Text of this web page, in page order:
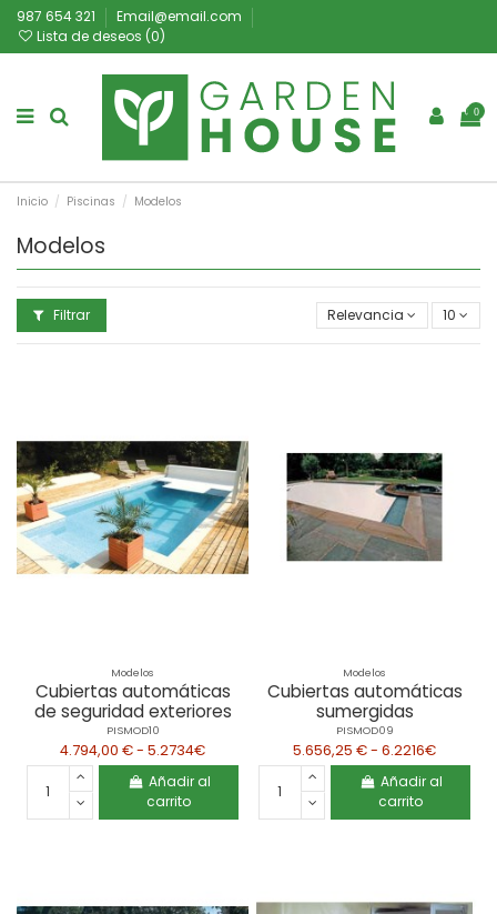
987 654 321
Email@email.com
Lista de deseos (0)
0
Inicio Piscinas Modelos
Modelos
Filtrar Relevancia 10
Modelos
Cubiertas automáticas
de seguridad exteriores
PISMOD10
4.794,00 € - 5.2734€
Añadir al
carrito
Modelos
Cubiertas automáticas
sumergidas
PISMOD09
5.656,25 € - 6.2216€
Añadir al
carrito